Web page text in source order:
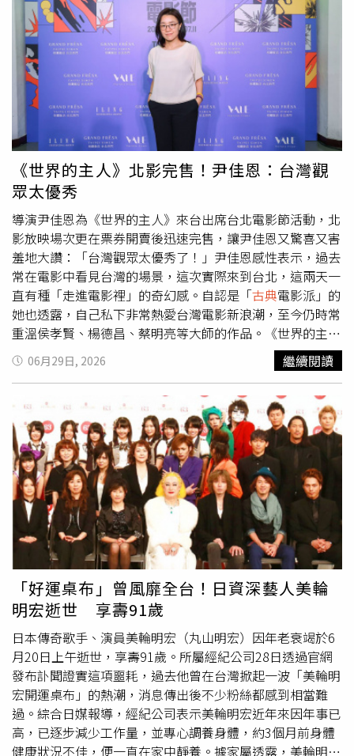
工作。她坦言在入行的 15 年間，心中那份對個人作品的完
美主義，卻成了她最大的枷鎖：「我非常討厭無病呻吟的
歌，歌曲的感受度是我最重視的。如果我寫的歌連自己都無
法說服，那我要怎麼去說服別人？」因為這份堅持，林佩薇
不斷在尋找屬於自己的音樂聲響，同時也深陷巨大的自我質
疑中：「常覺得自己的歌聲不夠好聽、抒情歌唱不過別人，
否定之下讓我逃避，進而專注在幕後發展。」林佩薇 分享
多年來最讓她內心拉扯的是身份上的標籤，「但這些年來，
當大家介紹我是 Keyboard 手的時候，心裡其實總有一絲遺
憾。為什麼內心深處有創作歌手的能量，卻沒有展現出來？
為什麼我會害怕別人的否定與評價？」談到首張專輯最終能
「破殼重生」的契機，其實是近年林佩薇不斷思考，若有一
天離開音樂產業，自己究竟留下了什麼？她表示：「如果有
一天我離開這個行業了，那至少留一個東西下來吧！等我
80 歲了，還可以跟別人說，這是我的歌、我的生命、我的
故事。」對於生命價值的追尋，成為了催生《扭誕
Reborn》的核心動力。多年來與許多音樂人合作的過程，
也成為啟發林佩薇完成《扭誕 Reborn》的養分，她分享參
與Faye 詹雯婷專輯製作時，兩人曾經為了一個細節反覆雕
琢好幾個小時，當時不明白為何Faye會如此執著，如今完成
自己的專輯才終於理解，「因為作品會跟著你一輩子，它代
表的就是你。」而羅大佑數十年如一日對創作的熱情，也讓
她重新思考音樂的意義，「看到他七十多歲仍然持續創作，
我才知道，真正重要的不是做了多久，而是還願不願意繼續
熱愛音樂。」
《世界的主人》北影完售！尹佳恩：台灣觀
眾太優秀
導演尹佳恩為《世界的主人》來台出席台北電影節活動，北
影放映場次更在票券開賣後迅速完售，讓尹佳恩又驚喜又害
羞地大讚：「台灣觀眾太優秀了！」尹佳恩感性表示，過去
常在電影中看見台灣的場景，這次實際來到台北，這兩天一
直有種「走進電影裡」的奇幻感。自認是「古典電影派」的
她也透露，自己私下非常熱愛台灣電影新浪潮，至今仍時常
重溫侯孝賢、楊德昌、蔡明亮等大師的作品。《世界的主
人》講述一名正值情慾萌芽、探索自我階段的高三女孩「主
仁」，在同學眼中的她活潑外向、百無禁忌，卻在一次反對
合、說詞反覆，讓大家開始猜疑。在人際關係的漣漪共振
下，每個人對於「社會性死亡」的恐懼逐漸浮現，真相的界
線也漸趨模糊。過去作品多聚焦於兒童純真世界的尹佳恩，
這次在《世界的主人》中大膽轉向，直面校園性暴力與集體
創傷。談及創作初衷，尹佳恩表示，市面上談論事件本身或
聚焦加害過程的電影已經很多，但她更想探討的是「事件發
生之後，人要如何繼續活著、如何走完接下來的人生」。她
坦言，在創作過程中，不斷想起自己人生中曾遇見的受害者
朋友。大眾常對創傷倖存者抱持沮喪、憂鬱的刻板印象，但
她認為倖存者的樣貌其實非常多元，因此不希望電影只呈現
單一的悲慘形象，而是希望挖掘世人未曾看見、充滿多樣性
與生命力的倖存者樣貌。導演也大方分享此次短暫來台的私
房行程，透露昨晚在誠品電影院放映結束後，到附近的港式
餐廳用餐，留下非常深刻的印象。受到侯孝賢導演《悲情城
市》的影響，她原本非常想到九份吃芋圓，可惜周三一早就
要飛往新加坡宣傳。為了不留遺憾，她特地先前往迪化街，
一口氣採購了許多最愛的台灣烏龍茶，作為此行最珍貴的紀
念。
06月29日, 2026 繼續閱讀
「好運桌布」曾風靡全台！日資深藝人美輪
明宏逝世 享壽91歲
日本傳奇歌手、演員美輪明宏（丸山明宏）因年老衰竭於6
月20日上午逝世，享壽91歲。所屬經紀公司28日透過官網
發布訃聞證實這項噩耗，過去他曾在台灣掀起一波「美輪明
宏開運桌布」的熱潮，消息傳出後不少粉絲都感到相當難
過。綜合日媒報導，經紀公司表示美輪明宏近年來因年事已
高，已逐步減少工作量，並專心調養身體，約3個月前身體
健康狀況不佳，便一直在家中靜養。據家屬透露，美輪明宏